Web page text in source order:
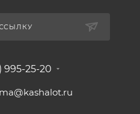
995-25-20​